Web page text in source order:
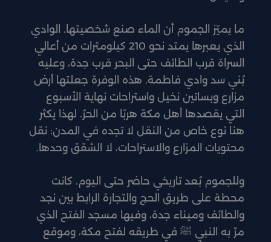
ما يميّز الجموم أن الماء صنع شخصيتها. الوادي
الذي يعبرها يمتد نحو 210 كيلومترات من أعالي
السراة قرب الطائف حتى البحر قرب جدة، وعليه
بُني سد وادي فاطمة. هذه الوفرة جعلتها أرض
مزارع وبساتين نخيل واستراحات نهاية الأسبوع
التي يقصدها أهل مكة هربًا من الحرّ. لهذا يكثر
هنا نوع خاص من النقل لا تجده في المدن: نقل
محتويات المزارع والاستراحات، لا الشقق وحدها.
وللجموم بُعد تاريخي حاضر حتى اليوم. كانت
محطة على طريق الحج والتجارة الرابط بين نجد
والطائف وميناء جدة، وفيها مسجد الفتح الذي
مرّ به النبي ﷺ في طريقه لفتح مكة، وموقع